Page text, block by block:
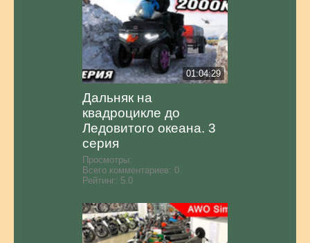
01:04:29
Дальняк на
квадроцикле до
Ледовитого океана. 3
серия
Просмотры:
Всего комментариев: 0
Рейтинг: 5.0